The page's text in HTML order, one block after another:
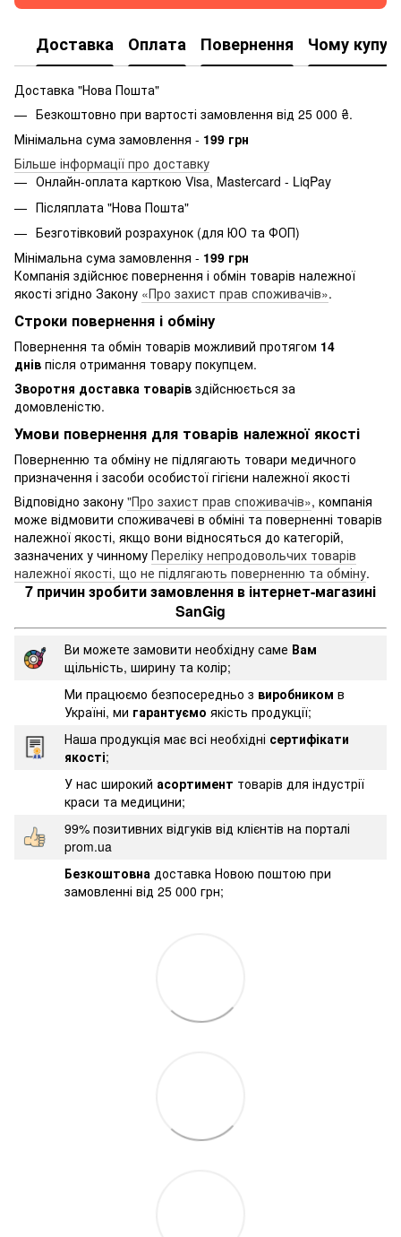
Доставка Оплата Повернення Чому
Доставка "Нова Пошта"
Безкоштовно при вартості замовлення від 25 000 ₴.
Мінімальна сума замовлення - 199 грн
Більше інформації про доставку
Онлайн-оплата карткою Visa, Mastercard - LiqPay
Післяплата "Нова Пошта"
Безготівковий розрахунок (для ЮО та ФОП)
Мінімальна сума замовлення - 199 грн
Компанія здійснює повернення і обмін товарів належної
якості згідно Закону «Про захист прав споживачів».
Строки повернення і обміну
Повернення та обмін товарів можливий протягом 14
днів після отримання товару покупцем.
Зворотня доставка товарів здійснюється за
домовленістю.
Умови повернення для товарів належної якості
Поверненню та обміну не підлягають товари медичного
призначення і засоби особистої гігієни належної якості
Відповідно закону "Про захист прав споживачів», компанія
може відмовити споживачеві в обміні та поверненні товарів
належної якості, якщо вони відносяться до категорій,
зазначених у чинному Переліку непродовольчих товарів
належної якості, що не підлягають поверненню та обміну.
7 причин зробити замовлення в інтернет-магазині
SanGig
Ви можете замовити необхідну саме Вам
щільність, ширину та колір;
Ми працюємо безпосередньо з виробником в
Україні, ми гарантуємо якість продукції;
Наша продукція має всі необхідні сертифікати
якості;
У нас широкий асортимент товарів для індустрії
краси та медицини;
99% позитивних відгуків від клієнтів на порталі
prom.ua
Безкоштовна доставка Новою поштою при
замовленні від 25 000 грн;